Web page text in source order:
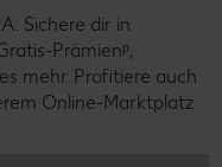
Sichere dir in
Prämienᵖ,
mehr. Profitiere auch
Online-Marktplatz